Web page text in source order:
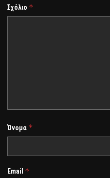
Σχόλιο *
Όνομα *
Email *